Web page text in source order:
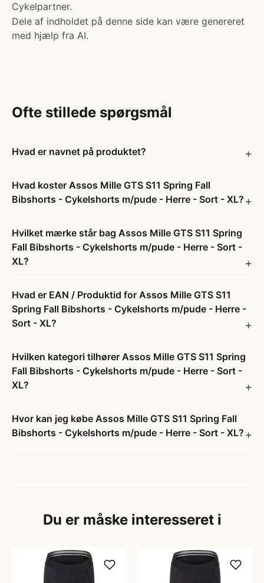
Cykelpartner.
Dele af indholdet på denne side kan være genereret
med hjælp fra AI.
Ofte stillede spørgsmål
Hvad er navnet på produktet?
Hvad koster Assos Mille GTS S11 Spring Fall
Bibshorts - Cykelshorts m/pude - Herre - Sort - XL?
Hvilket mærke står bag Assos Mille GTS S11 Spring
Fall Bibshorts - Cykelshorts m/pude - Herre - Sort -
XL?
Hvad er EAN / Produktid for Assos Mille GTS S11
Spring Fall Bibshorts - Cykelshorts m/pude - Herre -
Sort - XL?
Hvilken kategori tilhører Assos Mille GTS S11 Spring
Fall Bibshorts - Cykelshorts m/pude - Herre - Sort -
XL?
Hvor kan jeg købe Assos Mille GTS S11 Spring Fall
Bibshorts - Cykelshorts m/pude - Herre - Sort - XL?
Du er måske interesseret i